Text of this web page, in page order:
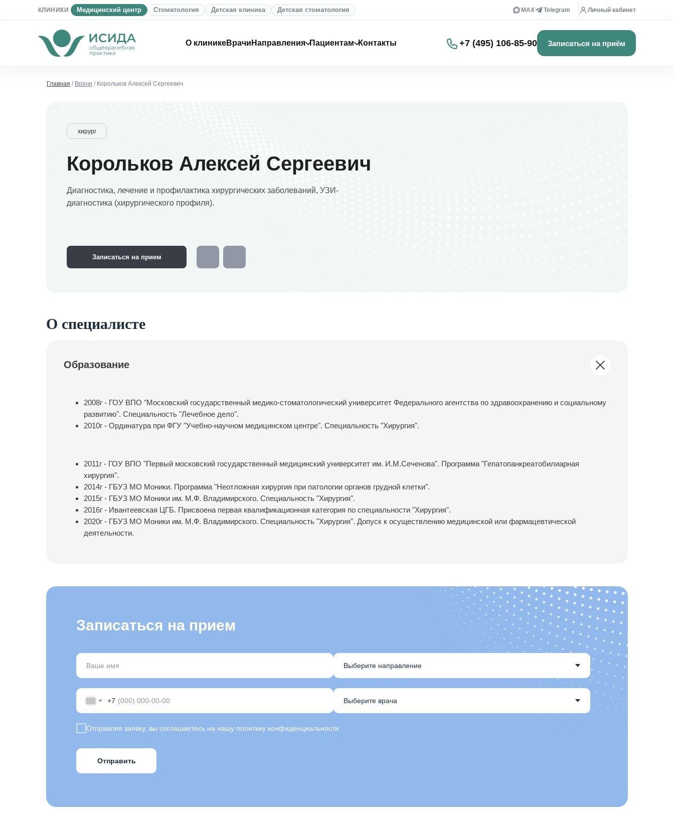
КЛИНИКИ Медицинский центр Стоматология Детская клиника Детская стоматология MAX Telegram Личный кабинет
О клиникеВрачи Направления Пациентам Контакты +7 (495) 106-85-90 Записаться на приём
Главная / Врачи / Корольков Алексей Сергеевич
Корольков Алексей Сергеевич
Записаться на прием
Диагностика, лечение и профилактика хирургических заболеваний, УЗИ-
диагностика (хирургического профиля).
хирург
О специалисте
Образование
2008г - ГОУ ВПО "Московский государственный медико-стоматологический университет Федерального агентства по здравоохранению и социальному
развитию". Специальность "Лечебное дело".
2010г - Ординатура при ФГУ "Учебно-научном медицинском центре". Специальность "Хирургия".
2011г - ГОУ ВПО "Первый московский государственный медицинский университет им. И.М.Сеченова". Программа "Гепатопанкреатобилиарная
хирургия".
2014г - ГБУЗ МО Моники. Программа "Неотложная хирургия при патологии органов грудной клетки".
2015г - ГБУЗ МО Моники им. М.Ф. Владимирского. Специальность "Хирургия".
2016г - Ивантеевская ЦГБ. Присвоена первая квалификационная категория по специальности "Хирургия".
2020г - ГБУЗ МО Моники им. М.Ф. Владимирского. Специальность "Хирургия". Допуск к осуществлению медицинской или фармацевтической
деятельности.
Записаться на прием
+7
Отправляя заявку, вы соглашаетесь на нашу политику конфиденциальности
Отправить